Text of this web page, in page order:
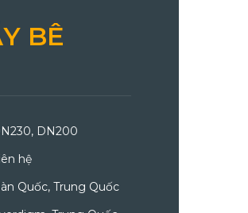
BÊ
DN200
hệ
Quốc, Trung Quốc